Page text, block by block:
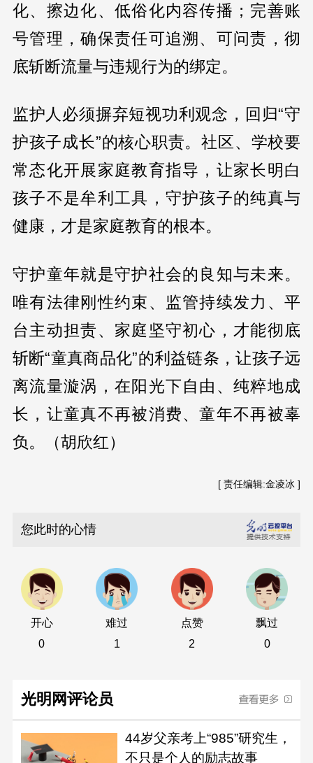
化、擦边化、低俗化内容传播；完善账
号管理，确保责任可追溯、可问责，彻
底斩断流量与违规行为的绑定。
监护人必须摒弃短视功利观念，回归“守
护孩子成长”的核心职责。社区、学校要
常态化开展家庭教育指导，让家长明白
孩子不是牟利工具，守护孩子的纯真与
健康，才是家庭教育的根本。
守护童年就是守护社会的良知与未来。
唯有法律刚性约束、监管持续发力、平
台主动担责、家庭坚守初心，才能彻底
斩断“童真商品化”的利益链条，让孩子远
离流量漩涡，在阳光下自由、纯粹地成
长，让童真不再被消费、童年不再被辜
负。（胡欣红）
[ 责任编辑:金凌冰 ]
您此时的心情
开心
0
难过
1
点赞
2
飘过
0
光明网评论员
44岁父亲考上“985”研究生，
不只是个人的励志故事